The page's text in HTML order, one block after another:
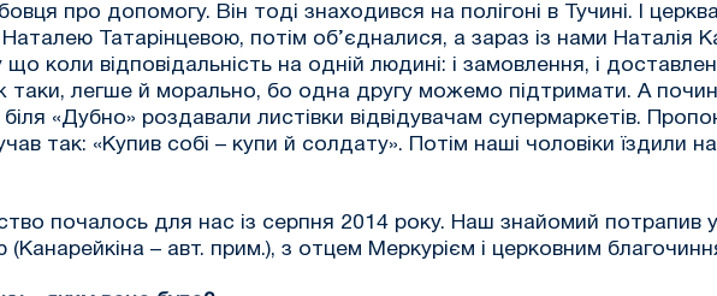
про допомогу. Він тоді знаходився на полігоні в Тучині. І
Татарінцевою, потім об’єдналися, а зараз із нами Наталія
коли відповідальність на одній людині: і замовлення, і
таки, легше й морально, бо одна другу можемо підтримати. А
біля «Дубно» роздавали листівки відвідувачам супермаркетів.
так: «Купив собі – купи й солдату». Потім наші чоловіки їздили
почалось для нас із серпня 2014 року. Наш знайомий потрапив у
– авт. прим.), з отцем Меркурієм і церковним